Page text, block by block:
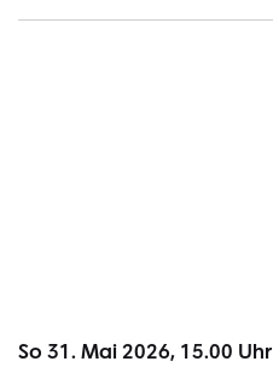
So 31. Mai 2026, 15.00 Uhr